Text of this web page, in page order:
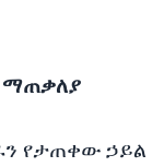
ማጠቃለያ
የታጠቀው ኃይል